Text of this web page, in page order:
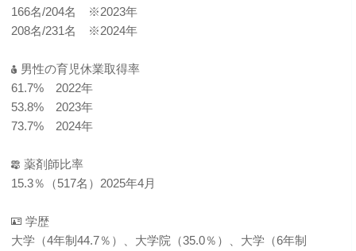
166名/204名 ※2023年
208名/231名 ※2024年
男性の育児休業取得率
61.7% 2022年
53.8% 2023年
73.7% 2024年
薬剤師比率
15.3％（517名）2025年4月
学歴
大学（4年制44.7％）、大学院（35.0％）、大学（6年制